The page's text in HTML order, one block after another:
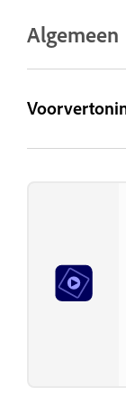
Algemeen